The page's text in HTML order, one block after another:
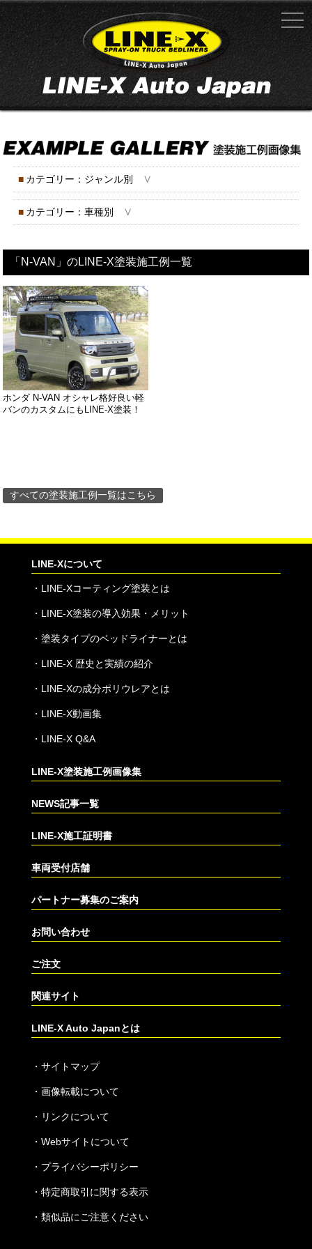
■ カテゴリー：ジャンル別 ∨
■ カテゴリー：車種別 ∨
「N-VAN」のLINE-X塗装施工例一覧
ホンダ N-VAN オシャレ格好良い軽
バンのカスタムにもLINE-X塗装！
すべての塗装施工例一覧はこちら
LINE-Xについて
・ LINE-Xコーティング塗装とは
・ LINE-X塗装の導入効果・メリット
・ 塗装タイプのベッドライナーとは
・ LINE-X 歴史と実績の紹介
・ LINE-Xの成分ポリウレアとは
・ LINE-X動画集
・ LINE-X Q&A
LINE-X塗装施工例画像集
NEWS記事一覧
LINE-X施工証明書
車両受付店舗
パートナー募集のご案内
お問い合わせ
ご注文
関連サイト
LINE-X Auto Japanとは
・ サイトマップ
・ 画像転載について
・ リンクについて
・ Webサイトについて
・ プライバシーポリシー
・ 特定商取引に関する表示
・ 類似品にご注意ください